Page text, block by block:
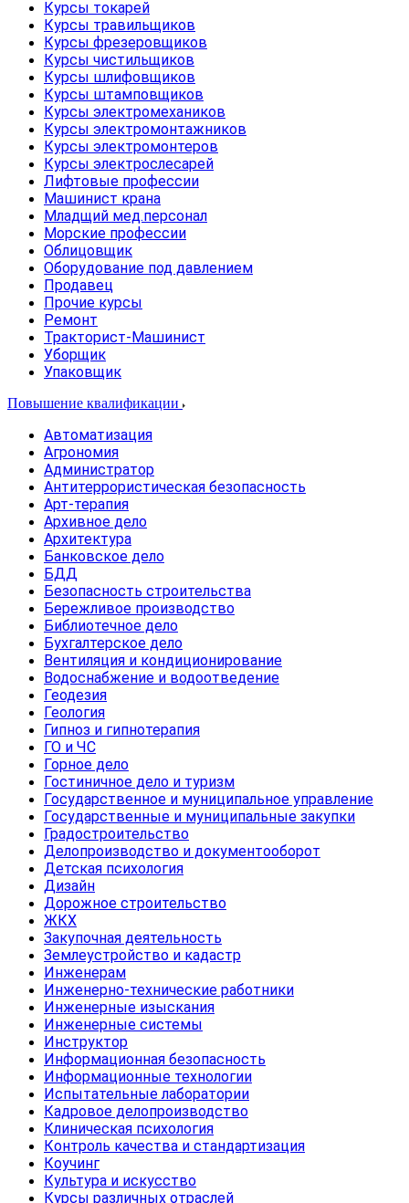
Курсы токарей
Курсы травильщиков
Курсы фрезеровщиков
Курсы чистильщиков
Курсы шлифовщиков
Курсы штамповщиков
Курсы электромехаников
Курсы электромонтажников
Курсы электромонтеров
Курсы электрослесарей
Лифтовые профессии
Машинист крана
Младщий мед.персонал
Морские профессии
Облицовщик
Оборудование под давлением
Продавец
Прочие курсы
Ремонт
Тракторист-Машинист
Уборщик
Упаковщик
Повышение квалификации
Автоматизация
Агрономия
Администратор
Антитеррористическая безопасность
Арт-терапия
Архивное дело
Архитектура
Банковское дело
БДД
Безопасность строительства
Бережливое производство
Библиотечное дело
Бухгалтерское дело
Вентиляция и кондиционирование
Водоснабжение и водоотведение
Геодезия
Геология
Гипноз и гипнотерапия
ГО и ЧС
Горное дело
Гостиничное дело и туризм
Государственное и муниципальное управление
Государственные и муниципальные закупки
Градостроительство
Делопроизводство и документооборот
Детская психология
Дизайн
Дорожное строительство
ЖКХ
Закупочная деятельность
Землеустройство и кадастр
Инженерам
Инженерно-технические работники
Инженерные изыскания
Инженерные системы
Инструктор
Информационная безопасность
Информационные технологии
Испытательные лаборатории
Кадровое делопроизводство
Клиническая психология
Контроль качества и стандартизация
Коучинг
Культура и искусство
Курсы различных отраслей